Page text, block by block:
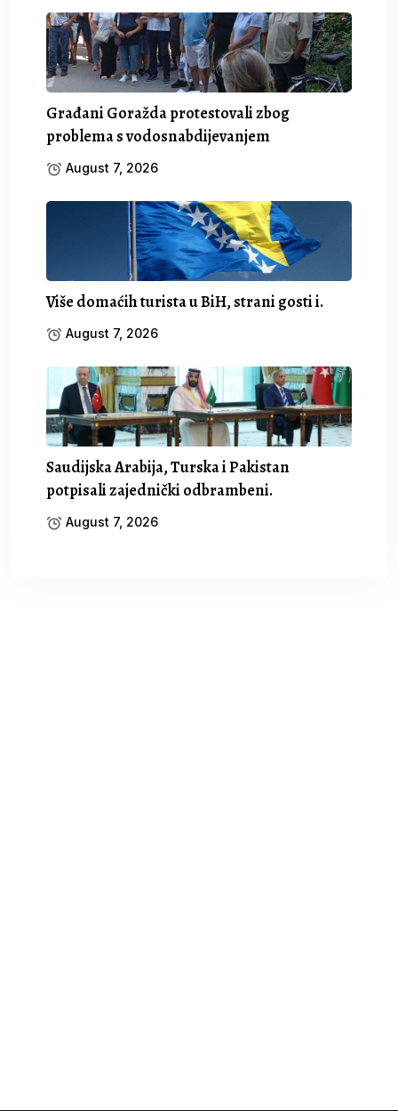
Građani Goražda protestovali zbog
problema s vodosnabdijevanjem
August 7, 2026
Više domaćih turista u BiH, strani gosti i.
August 7, 2026
Saudijska Arabija, Turska i Pakistan
potpisali zajednički odbrambeni.
August 7, 2026